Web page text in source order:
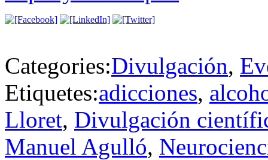
Categories:Divulgación,
Etiquetes:adicciones,
Lloret, Divulgación
Manuel Agulló,